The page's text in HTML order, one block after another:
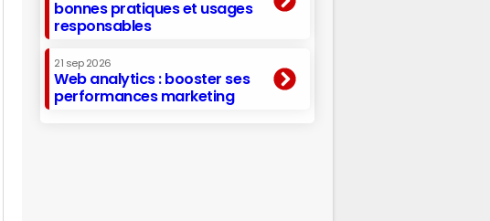
bonnes pratiques et usages
responsables
21 sep 2026
Web analytics : booster ses
performances marketing